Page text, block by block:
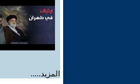
المزيد.....